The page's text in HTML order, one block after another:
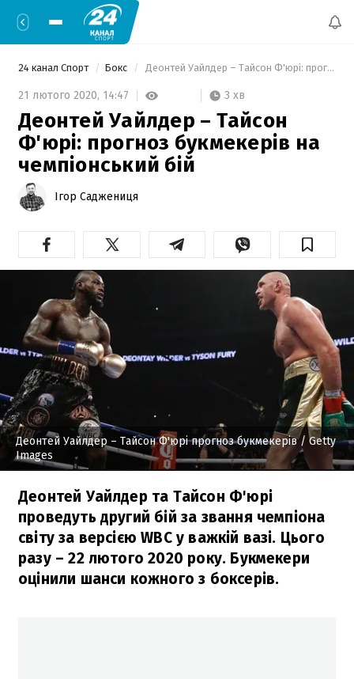
24 канал Спорт Бокс Деонтей Уайлдер – Тайсон Ф'юрі: прогноз букмекерів на чемпіонський бій
21 лютого 2020, 14:47 3 хв
Деонтей Уайлдер – Тайсон
Ф'юрі: прогноз букмекерів на
чемпіонський бій
Ігор Саджениця
Деонтей Уайлдер – Тайсон Ф'юрі прогноз букмекерів/ Getty
Images
Деонтей Уайлдер та Тайсон Ф'юрі
проведуть другий бій за звання чемпіона
світу за версією WBC у важкій вазі. Цього
разу – 22 лютого 2020 року. Букмекери
оцінили шанси кожного з боксерів.